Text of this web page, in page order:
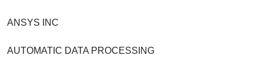
ANSYS INC
AUTOMATIC DATA PROCESSING